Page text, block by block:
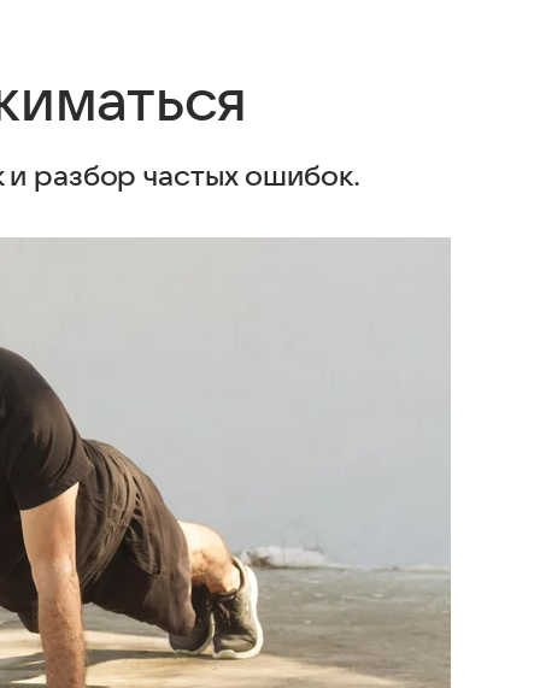
разбор частых ошибок.